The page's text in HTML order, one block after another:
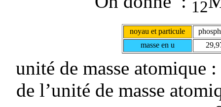
12
noyau et particule
masse en u
unité de masse
de l’unité de masse